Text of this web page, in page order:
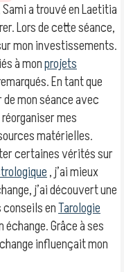
a trouvé en Laetitia
Lors de cette séance,
mon investissements.
à monprojets
En tant que
de mon séance avec
mes
matérielles.
certaines vérités sur
, j’ai mieux
j’ai découvert une
enTarologie
Grâce à ses
influençait mon